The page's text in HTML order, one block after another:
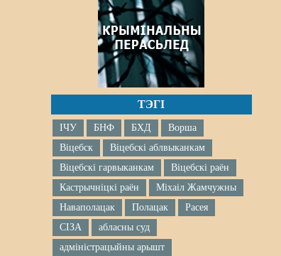
ТЭГІ
ІЧУ БНФ БХД
Ворша
Віцебск
Віцебскі аблвыканкам
Віцебскі гарвыканкам
Віцебскі раён
Кастрычніцкі раён
Міхаіл Жамчужны
Наваполацак
Полацак
Расея
СІЗА
абласны суд
адміністрацыйны арышт